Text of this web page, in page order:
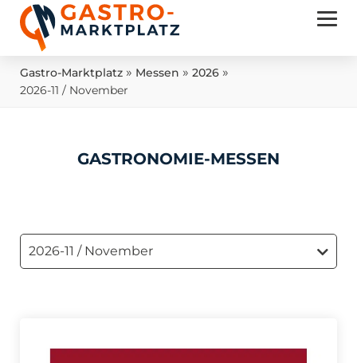
Gastro-Marktplatz » Messen » 2026 »
2026-11 / November
GASTRONOMIE-MESSEN
2026-11 / November